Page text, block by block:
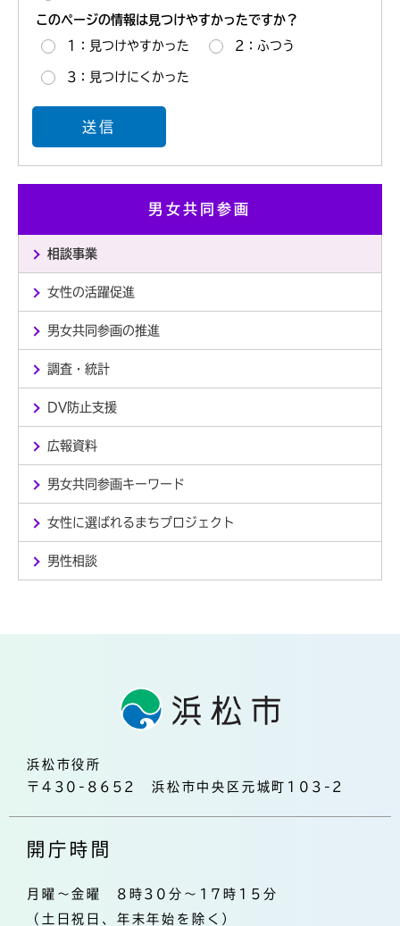
男女共同参画
相談事業
女性の活躍促進
男女共同参画の推進
調査・統計
DV防止支援
広報資料
男女共同参画キーワード
女性に選ばれるまちプロジェクト
男性相談
このページの情報は見つけやすかったですか？
1：見つけやすかった 2：ふつう
3：見つけにくかった
浜松市役所
〒430-8652 浜松市中央区元城町103-2
開庁時間
月曜～金曜 8時30分～17時15分
（土日祝日、年末年始を除く）